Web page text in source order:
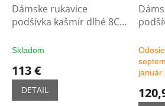
Dámske rukavice
podšívka kašmír dlhé 8C -
Skladom
113 €
DETAIL
január